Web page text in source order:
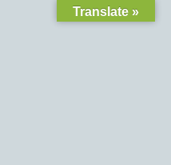
Translate »